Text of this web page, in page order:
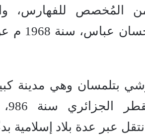
المُخصص للفهارس،
تحقيق
بتلمسان وهي مدينة
وقد انتقل عبر عدة بلاد